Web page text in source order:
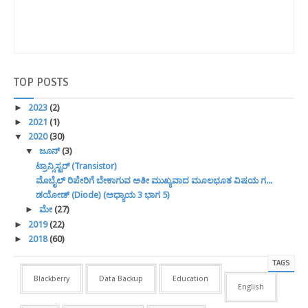
TOP POSTS
► 2023 (2)
► 2021 (1)
▼ 2020(30)
▼ ಜೂನ್(3)
ಟ್ರಾನ್ಸಿಸ್ಟರ್ (Transistor)
ಮೊಬೈಲ್ ರಿಪೇರಿಗೆ ಬೇಕಾಗುವ ಅತೀ ಮುಖ್ಯವಾದ ಮೂಲಭೂತ ವಿಷಯ ಗ...
ಡಯೋಡ್ (Diode) (ಅಧ್ಯಾಯ 3 ಭಾಗ 5)
► ಮೇ (27)
► 2019(22)
► 2018(60)
TAGS
Blackberry Data Backup
Education
English